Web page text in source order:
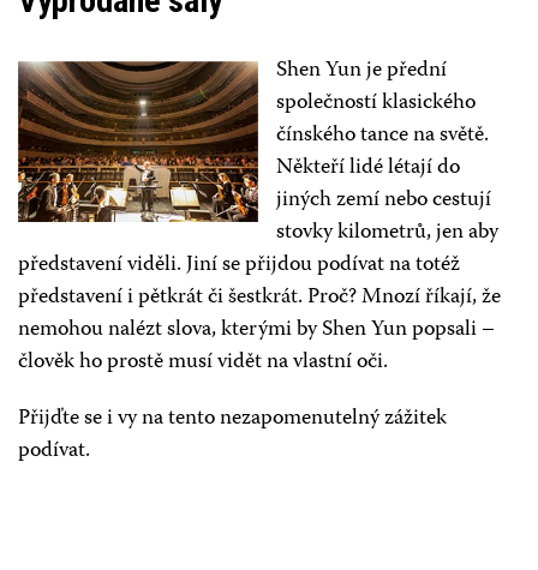
Shen Yun je přední
společností klasického
čínského tance na světě.
Někteří lidé létají do
jiných zemí nebo cestují
stovky kilometrů, jen aby
představení viděli. Jiní se přijdou podívat na totéž
představení i pětkrát či šestkrát. Proč? Mnozí říkají, že
nemohou nalézt slova, kterými by Shen Yun popsali –
člověk ho prostě musí vidět na vlastní oči.
Přijďte se i vy na tento nezapomenutelný zážitek
podívat.